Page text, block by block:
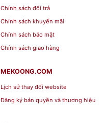
Chính sách đổi trả
Chính sách khuyến mãi
Chính sách bảo mật
Chính sách giao hàng
MEKOONG.COM
Lịch sử thay đổi website
Đăng ký bản quyền và thương hiệu